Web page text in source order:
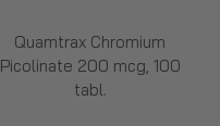
Quamtrax Chromium
Picolinate 200 mcg, 100
tabl.